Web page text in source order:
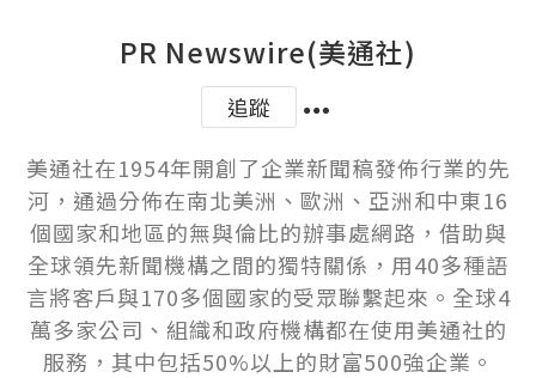
PR Newswire(美通社)
追蹤
美通社在1954年開創了企業新聞稿發佈行業的先
河，通過分佈在南北美洲、歐洲、亞洲和中東16
個國家和地區的無與倫比的辦事處網路，借助與
全球領先新聞機構之間的獨特關係，用40多種語
言將客戶與170多個國家的受眾聯繫起來。全球4
萬多家公司、組織和政府機構都在使用美通社的
服務，其中包括50%以上的財富500強企業。